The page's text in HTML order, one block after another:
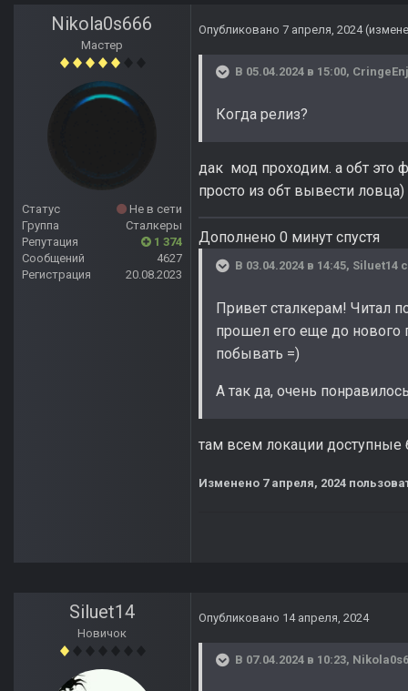
Nikola0s666
Мастер
Статус
Не в сети
Группа
Сталкеры
Репутация
1 374
Сообщений
4627
Регистрация
20.08.2023
Опубликовано 7 апреля, 2024
В 05.04.2024 в 15:00,
Когда релиз?
дак мод проходим. а обт это
просто из обт вывести ловца)
Дополнено 0 минут спустя
В 03.04.2024 в 14:45, Siluet14
Привет сталкерам! Читал
прошел его еще до нового
побывать =)
А так да, очень
там всем локации доступные
Изменено 7 апреля, 2024
Siluet14
Новичок
Опубликовано 14 апреля, 2024
В 07.04.2024 в 10:23,